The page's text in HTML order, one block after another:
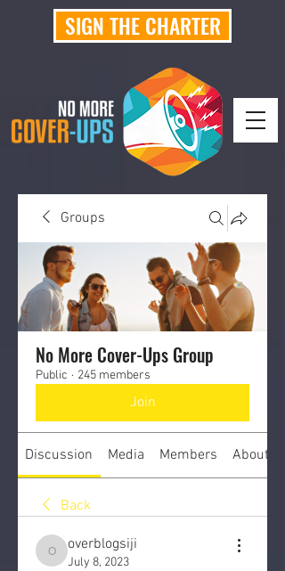
SIGN THE CHARTER
Groups
No More Cover-Ups Group
Public · 245 members
Join
Discussion Media Members About
Back
overblogsiji
overblogsiji
July 8, 2023